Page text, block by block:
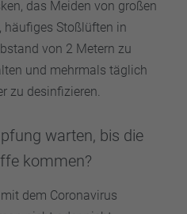
das Meiden von großen
Stoßlüften in
von 2 Metern zu
und mehrmals täglich
zu desinfizieren.
warten, bis die
kommen?
dem Coronavirus